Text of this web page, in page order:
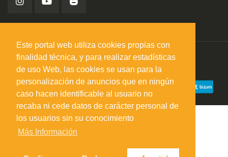
Este portal web utiliza cookies propias con
finalidad técnica, y para realizar estadísticas
de uso Web, las cookies se usan para la
personalización de anuncios que en ningún
caso hacen identificable al usuario no
recaba ni cede datos de carácter personal de
los usuarios sin su conocimiento
Más Información
misuperfavorito.com.
© 2026. Todos los derechos reservados.